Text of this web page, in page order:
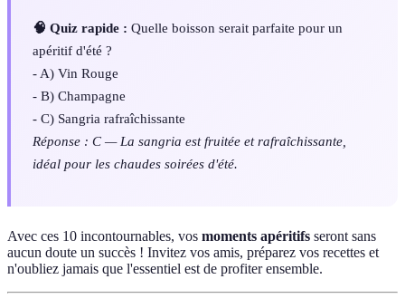
🧠 Quiz rapide : Quelle boisson serait parfaite pour un
apéritif d'été ?
- A) Vin Rouge
- B) Champagne
- C) Sangria rafraîchissante
Réponse : C — La sangria est fruitée et rafraîchissante,
idéal pour les chaudes soirées d'été.
Avec ces 10 incontournables, vos moments apéritifs seront sans
aucun doute un succès ! Invitez vos amis, préparez vos recettes et
n'oubliez jamais que l'essentiel est de profiter ensemble.